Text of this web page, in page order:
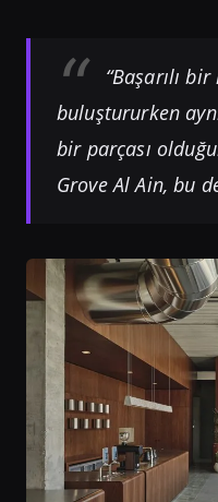
“Başarılı
buluştururken
bir parçası
Grove Al Ain, bu